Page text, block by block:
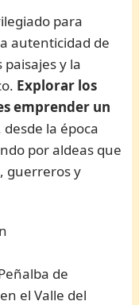
para
autenticidad de
y la
Explorar los
emprender un
desde la época
por aldeas que
guerreros y
de
el Valle del